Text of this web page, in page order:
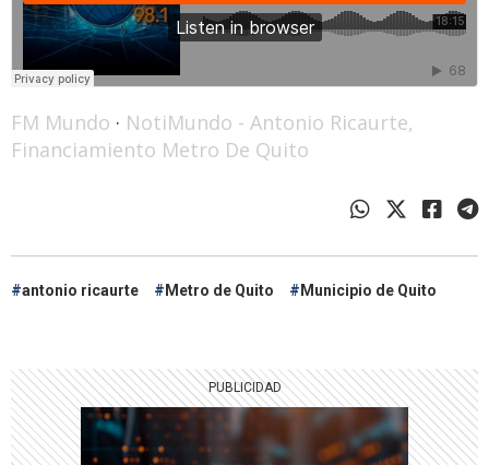
FM Mundo · NotiMundo - Antonio Ricaurte,
Financiamiento Metro De Quito
antonio ricaurte Metro de Quito Municipio de Quito